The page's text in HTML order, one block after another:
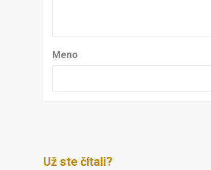
Meno
Už ste čítali?